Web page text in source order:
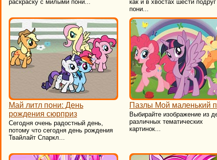
раскраску с милыми пони...
как и в хвостах шести подруг
пони...
Май литл пони: День
рождения сюрприз
Сегодня очень радостный день,
потому что сегодня день рождения
Твайлайт Спаркл...
Пазлы Мой маленький
Выбирайте изображение из
различных тематических
картинок...